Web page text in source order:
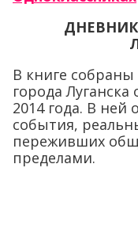
В книге
города
2014 года. В
события,
переживших
пределами.